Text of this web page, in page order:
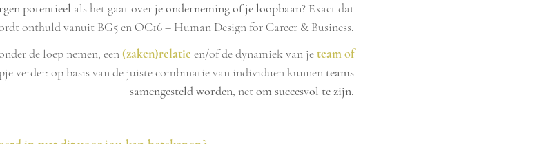
potentieel als het gaat over je onderneming of je loopbaan? Exact dat
onthuld vanuit BG5 en OC16 – Human Design for Career & Business.
de loep nemen, een(zaken)relatie en/of de dynamiek van jeteam of
verder: op basis van de juiste combinatie van individuen kunnen teams
samengesteld worden, netom succesvol te zijn.